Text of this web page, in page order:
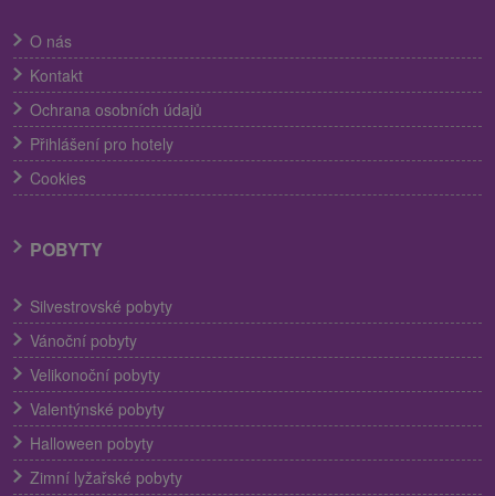
O nás
Kontakt
Ochrana osobních údajů
Přihlášení pro hotely
Cookies
POBYTY
Silvestrovské pobyty
Vánoční pobyty
Velikonoční pobyty
Valentýnské pobyty
Halloween pobyty
Zimní lyžařské pobyty